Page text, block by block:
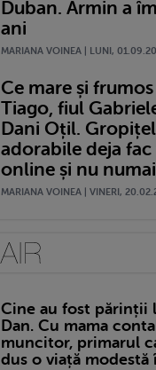
Duban. Armin a
ani
MARIANA VOINEA | LUNI,
Ce mare și
Tiago, fiul
Dani Oțil.
adorabile deja
online și nu numai
MARIANA VOINEA | VINERI,
Cine au fost părinții
Dan. Cu mama
muncitor, primarul
dus o viață modestă